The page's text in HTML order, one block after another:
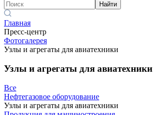
Найти
Главная
Пресс-центр
Фотогалерея
Узлы и агрегаты для авиатехники
Узлы и агрегаты для авиатехники
Все
Нефтегазовое оборудование
Узлы и агрегаты для авиатехники